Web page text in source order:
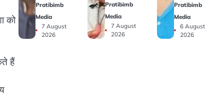
को
हैं
Pratibimb
Media
7 August
2026
Pratibimb
Media
7 August
2026
Pratibimb
Media
6 August
2026